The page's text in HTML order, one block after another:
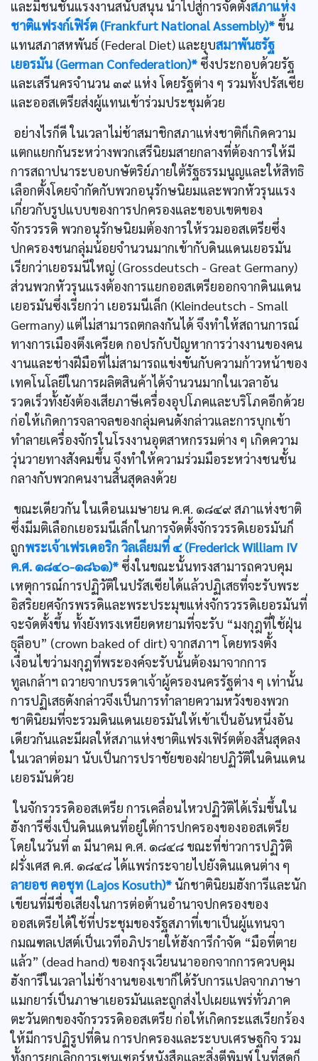
และมีชนชั้นแรงงานสนับสนุน นำไปสู่การจัดตั้งสภาแห่ง
ชาติแฟรงก์เฟิร์ต (Frankfurt National Assembly)* ขึ้น
แทนสภาสหพันธ์ (Federal Diet) และยุบสมาพันธรัฐ
เยอรมัน (German Confederation)* ซึ่งประกอบด้วยรัฐ
และเสรีนครจำนวน ๓๙ แห่ง โดยรัฐต่าง ๆ รวมทั้งปรัสเซีย
และออสเตรียส่งผู้แทนเข้าร่วมประชุมด้วย
อย่างไรก็ดี ในเวลาไม่ช้าสมาชิกสภาแห่งชาติก็เกิดความ
แตกแยกกันระหว่างพวกเสรีนิยมสายกลางที่ต้องการให้มี
การสถาปนาระบอบกษัตริย์ภายใต้รัฐธรรมนูญและให้สิทธิ
เลือกตั้งโดยจำกัดกับพวกอนุรักษนิยมและพวกหัวรุนแรง
เกี่ยวกับรูปแบบของการปกครองและขอบเขตของ
จักรวรรดิ พวกอนุรักษนิยมต้องการให้รวมออสเตรียซึ่ง
ปกครองชนกลุ่มน้อยจำนวนมากเข้ากับดินแดนเยอรมัน
เรียกว่าเยอรมนีใหญ่ (Grossdeutsch - Great Germany)
ส่วนพวกหัวรุนแรงต้องการแยกออสเตรียออกจากดินแดน
เยอรมันซึ่งเรียกว่า เยอรมนีเล็ก (Kleindeutsch - Small
Germany) แต่ไม่สามารถตกลงกันได้ จึงทำให้สถานการณ์
ทางการเมืองตึงเครียด กอปรกับปัญหาการว่างงานของคน
งานและช่างฝีมือที่ไม่สามารถแข่งขันกับความก้าวหน้าของ
เทคโนโลยีในการผลิตสินค้าได้จำนวนมากในเวลาอัน
รวดเร็วทั้งยังต้องเสียภาษีเครื่องอุปโภคและบริโภคอีกด้วย
ก่อให้เกิดการจลาจลของกลุ่มคนดังกล่าวและการบุกเข้า
ทำลายเครื่องจักรในโรงงานอุตสาหกรรมต่าง ๆ เกิดความ
วุ่นวายทางสังคมขึ้น จึงทำให้ความร่วมมือระหว่างชนชั้น
กลางกับพวกคนงานสิ้นสุดลงด้วย
ขณะเดียวกัน ในเดือนเมษายน ค.ศ. ๑๘๔๙ สภาแห่งชาติ
ซึ่งมีมติเลือกเยอรมนีเล็กในการจัดตั้งจักรวรรดิเยอรมันก็
ถูกพระเจ้าเฟรเดอริก วิลเลียมที่ ๔ (Frederick William IV
ค.ศ. ๑๘๔๐-๑๘๖๑)* ซึ่งในขณะนั้นทรงสามารถควบคุม
เหตุการณ์การปฏิวัติในปรัสเซียได้แล้วปฏิเสธที่จะรับพระ
อิสริยยศจักรพรรดิและพระประมุขแห่งจักรวรรดิเยอรมันที่
จะจัดตั้งขึ้น ทั้งยังทรงเหยียดหยามที่จะรับ “มงกุฎที่ใช้ฝุ่น
ธุลีอบ” (crown baked of dirt) จากสภาฯ โดยทรงตั้ง
เงื่อนไขว่ามงกุฎที่พระองค์จะรับนั้นต้องมาจากการ
ทูลเกล้าฯ ถวายจากบรรดาเจ้าผู้ครองนครรัฐต่าง ๆ เท่านั้น
การปฏิเสธดังกล่าวจึงเป็นการทำลายความหวังของพวก
ชาตินิยมที่จะรวมดินแดนเยอรมันให้เข้าเป็นอันหนึ่งอัน
เดียวกันและมีผลให้สภาแห่งชาติแฟรงเฟิร์ตต้องสิ้นสุดลง
ในเวลาต่อมา นับเป็นการปราชัยของฝ่ายปฏิวัติในดินแดน
เยอรมันด้วย
ในจักรวรรดิออสเตรีย การเคลื่อนไหวปฏิวัติได้เริ่มขึ้นใน
ฮังการีซึ่งเป็นดินแดนที่อยู่ใต้การปกครองของออสเตรีย
โดยในวันที่ ๓ มีนาคม ค.ศ. ๑๘๔๘ ขณะที่ข่าวการปฏิวัติ
ฝรั่งเศส ค.ศ. ๑๘๔๘ ได้แพร่กระจายไปยังดินแดนต่าง ๆ
ลายอช คอชุท (Lajos Kosuth)* นักชาตินิยมฮังการีและนัก
เขียนที่มีชื่อเสียงในการต่อต้านอำนาจปกครองของ
ออสเตรียได้ใช้ที่ประชุมของรัฐสภาที่เขาเป็นผู้แทนจา
กมณฑลเปสต์เป็นเวทีอภิปรายให้ฮังการีกำจัด “มือที่ตาย
แล้ว” (dead hand) ของกรุงเวียนนาออกจากการควบคุม
ฮังการีในเวลาไม่ช้างานของเขาก็ได้รับการแปลจากภาษา
แมกยาร์เป็นภาษาเยอรมันและถูกส่งไปเผยแพร่ทั่วภาค
ตะวันตกของจักรวรรดิออสเตรีย ก่อให้เกิดกระแสเรียกร้อง
ให้มีการปฏิรูปที่ดิน การปกครองและระบบเศรษฐกิจ รวม
ทั้งการยกเลิกการเซนเซอร์หนังสือและสิ่งตีพิมพ์ ในที่สุดก็